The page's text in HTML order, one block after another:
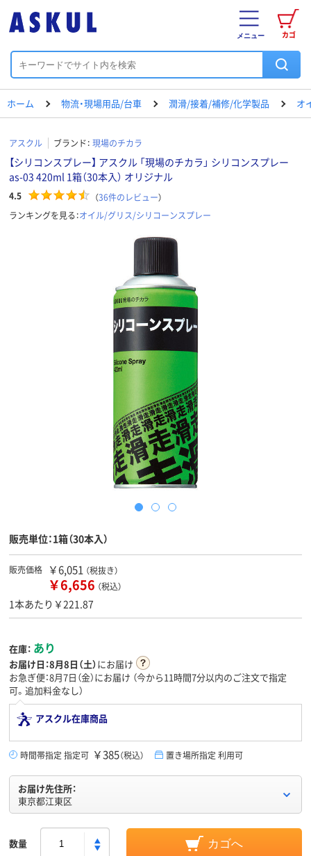
カゴ
メニュー
ホーム 物流・現場用品/台車 潤滑/接着/補修/化学製品 オ
アスクル ブランド： 現場のチカラ
【シリコンスプレー】 アスクル 「現場のチカラ」 シリコンスプレー
as-03 420ml 1箱（30本入） オリジナル
4.5 （36件のレビュー）
ランキングを見る：オイル/グリス/シリコーンスプレー
販売単位：1箱（30本入）
販売価格 ￥6,051 （税抜き）
￥6,656 （税込）
1本あたり￥221.87
在庫： あり
お届け日：8月8日（土）にお届け
お急ぎ便：8月7日（金）にお届け （今から11時間7分以内のご注文で指定
可。追加料金なし）
アスクル在庫商品
時間帯指定 指定可 ￥385（税込） 置き場所指定 利用可
お届け先住所：
東京都江東区
数量 カゴへ